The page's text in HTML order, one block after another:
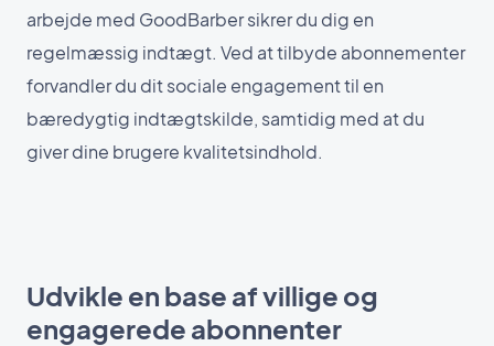
arbejde med GoodBarber sikrer du dig en
regelmæssig indtægt. Ved at tilbyde abonnementer
forvandler du dit sociale engagement til en
bæredygtig indtægtskilde, samtidig med at du
giver dine brugere kvalitetsindhold.
Udvikle en base af villige og
engagerede abonnenter